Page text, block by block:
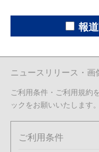
報
ニュースリリース・画
ご利用条件・ご利用規約
ックをお願いいたします。
ご利用条件